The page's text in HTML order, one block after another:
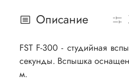
Описание
FST F-300 - студийная
секунды. Вспышка
м.